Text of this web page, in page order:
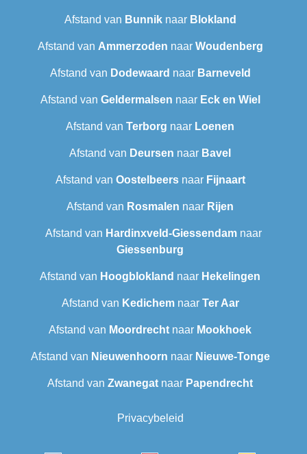
Afstand van Bunniknaar Blokland
Afstand van Ammerzoden naar Woudenberg
Afstand van Dodewaard naar Barneveld
Afstand van Geldermalsen naar Eck en Wiel
Afstand van Terborg naar Loenen
Afstand van Deursen naar Bavel
Afstand van Oostelbeersnaar Fijnaart
Afstand van Rosmalen naar Rijen
Afstand van Hardinxveld-Giessendam naar
Giessenburg
Afstand van Hoogblokland naar Hekelingen
Afstand van Kedichemnaar Ter Aar
Afstand van Moordrecht naar Mookhoek
Afstand van Nieuwenhoorn naar Nieuwe-Tonge
Afstand van Zwanegat naar Papendrecht
Privacybeleid